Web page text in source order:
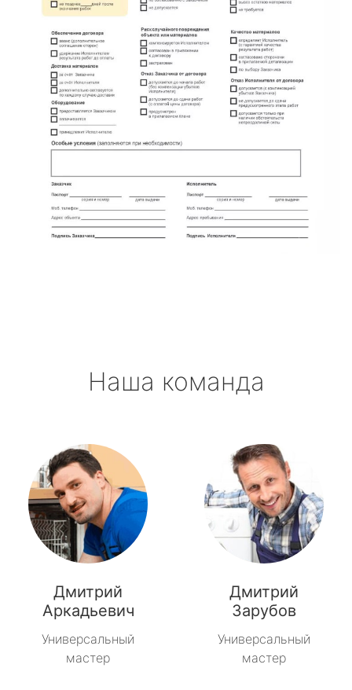
Наша команда
Дмитрий
Аркадьевич
Универсальный
мастер
Дмитрий
Зарубов
Универсальный
мастер